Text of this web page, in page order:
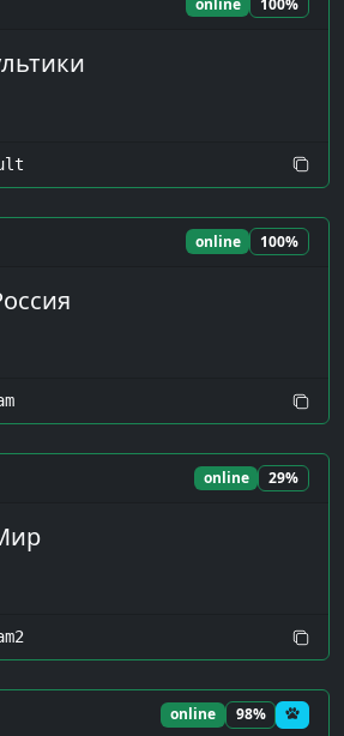
online 100%
online 100%
online 29%
online 98%